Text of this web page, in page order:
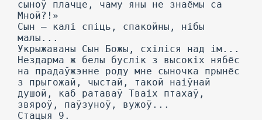
сыноў плачце, чаму яны не знаёмы са
Мной?!»
Сын — калі спіць, спакойны, нібы
малы...
Укрыжаваны Сын Божы, схіліся над ім...
Нездарма ж белы буслік з высокіх нябёс
на прадаўжэнне роду мне сыночка прынёс
з прыгожай, чыстай, такой наіўнай
душой, каб ратаваў Тваіх птахаў,
звяроў, паўзуноў, вужоў...
Стацыя 9.